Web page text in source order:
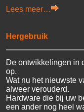
Lees meer…
Hergebruik
De ontwikkelingen in
op.
Wat nu het nieuwste
alweer verouderd.
Hardware die bij uw
een ander nog heel